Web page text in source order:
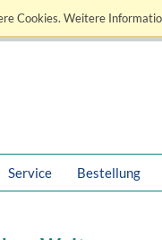
Cookies. Weitere
Service Bestellung